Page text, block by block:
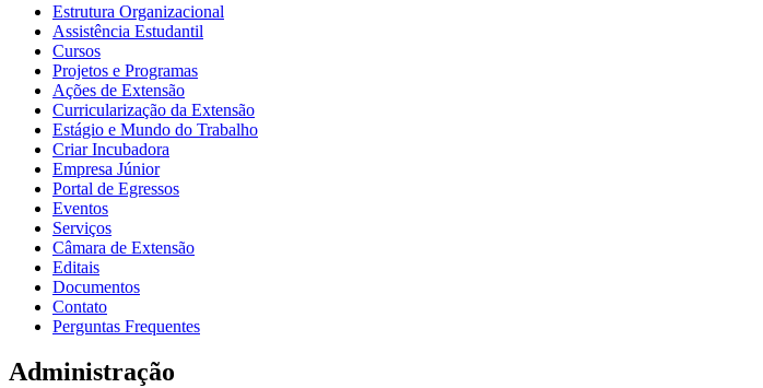
Estrutura Organizacional
Assistência Estudantil
Cursos
Projetos e Programas
Ações de Extensão
Curricularização da Extensão
Estágio e Mundo do Trabalho
Criar Incubadora
Empresa Júnior
Portal de Egressos
Eventos
Serviços
Câmara de Extensão
Editais
Documentos
Contato
Perguntas Frequentes
Administração